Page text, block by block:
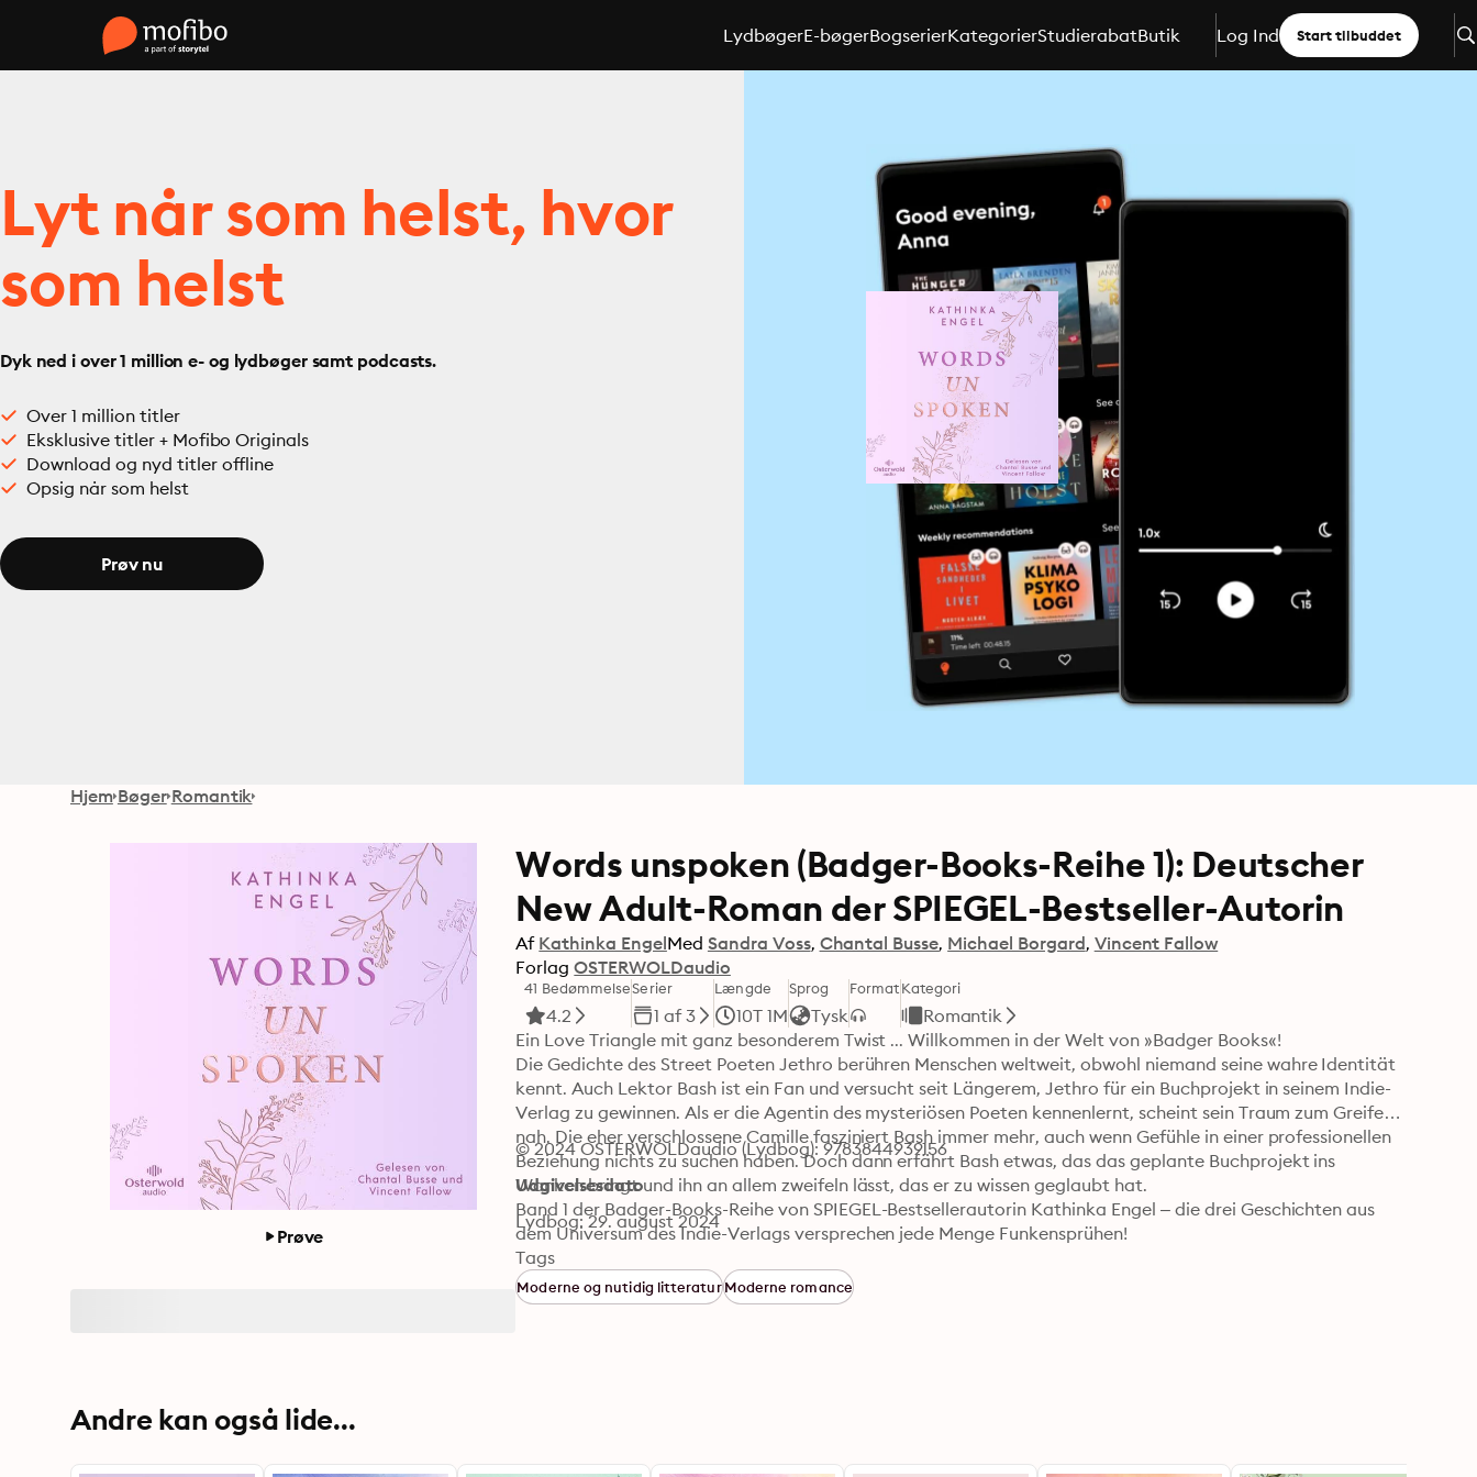
LydbøgerE-bøgerBogserierKategorierStudierabatButik Log Ind Start tilbuddet
Lyt når som helst, hvor
som helst
Dyk ned i over 1 million e- og lydbøger samt podcasts.
Over 1 million titler
Eksklusive titler + Mofibo Originals
Download og nyd titler offline
Opsig når som helst
Prøv nu
Hjem Bøger Romantik
Prøve
Words unspoken (Badger-Books-Reihe 1): Deutscher
New Adult-Roman der SPIEGEL-Bestseller-Autorin
Af Kathinka EngelMed Sandra Voss Chantal Busse Michael Borgard Vincent Fallow
Forlag OSTERWOLDaudio
41 Bedømmelse
4.2
Serier
1 af 3
Længde
10T 1M
Sprog
Tysk
FormatKategori
Romantik
Ein Love Triangle mit ganz besonderem Twist ... Willkommen in der Welt von »Badger Books«!
Die Gedichte des Street Poeten Jethro berühren Menschen weltweit, obwohl niemand seine wahre Identität
kennt. Auch Lektor Bash ist ein Fan und versucht seit Längerem, Jethro für ein Buchprojekt in seinem Indie-
Verlag zu gewinnen. Als er die Agentin des mysteriösen Poeten kennenlernt, scheint sein Traum zum Greifen
nah. Die eher verschlossene Camille fasziniert Bash immer mehr, auch wenn Gefühle in einer professionellen
Beziehung nichts zu suchen haben. Doch dann erfährt Bash etwas, das das geplante Buchprojekt ins
Wanken bringt und ihn an allem zweifeln lässt, das er zu wissen geglaubt hat.
Band 1 der Badger-Books-Reihe von SPIEGEL-Bestsellerautorin Kathinka Engel – die drei Geschichten aus
dem Universum des Indie-Verlags versprechen jede Menge Funkensprühen!
© 2024 OSTERWOLDaudio (Lydbog): 9783844939156
Udgivelsesdato
Lydbog: 29. august 2024
Tags
Moderne og nutidig litteraturModerne romance
Andre kan også lide...